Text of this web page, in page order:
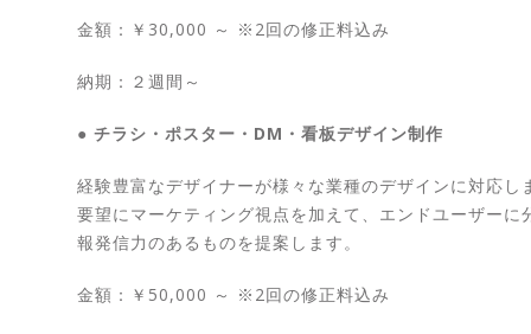
金額：￥30,000 ～ ※2回の修正料込み
納期：２週間～
● チラシ・ポスター・DM・看板デザイン制作
経験豊富なデザイナーが様々な業種のデザインに対応し
要望にマーケティング視点を加えて、エンドユーザーに
報発信力のあるものを提案します。
金額：￥50,000 ～ ※2回の修正料込み